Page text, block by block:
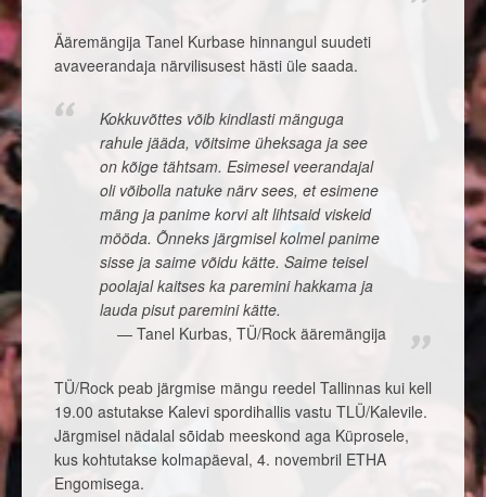
Ääremängija Tanel Kurbase hinnangul suudeti
avaveerandaja närvilisusest hästi üle saada.
Kokkuvõttes võib kindlasti mänguga
rahule jääda, võitsime üheksaga ja see
on kõige tähtsam. Esimesel veerandajal
oli võibolla natuke närv sees, et esimene
mäng ja panime korvi alt lihtsaid viskeid
mööda. Õnneks järgmisel kolmel panime
sisse ja saime võidu kätte. Saime teisel
poolajal kaitses ka paremini hakkama ja
lauda pisut paremini kätte.
Tanel Kurbas, TÜ/Rock ääremängija
TÜ/Rock peab järgmise mängu reedel Tallinnas kui kell
19.00 astutakse Kalevi spordihallis vastu TLÜ/Kalevile.
Järgmisel nädalal sõidab meeskond aga Küprosele,
kus kohtutakse kolmapäeval, 4. novembril ETHA
Engomisega.